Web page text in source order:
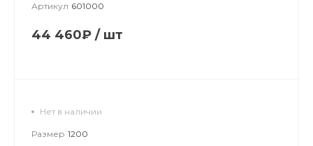
Артикул 601000
44 460₽ / шт
Нет в наличии
Размер 1200